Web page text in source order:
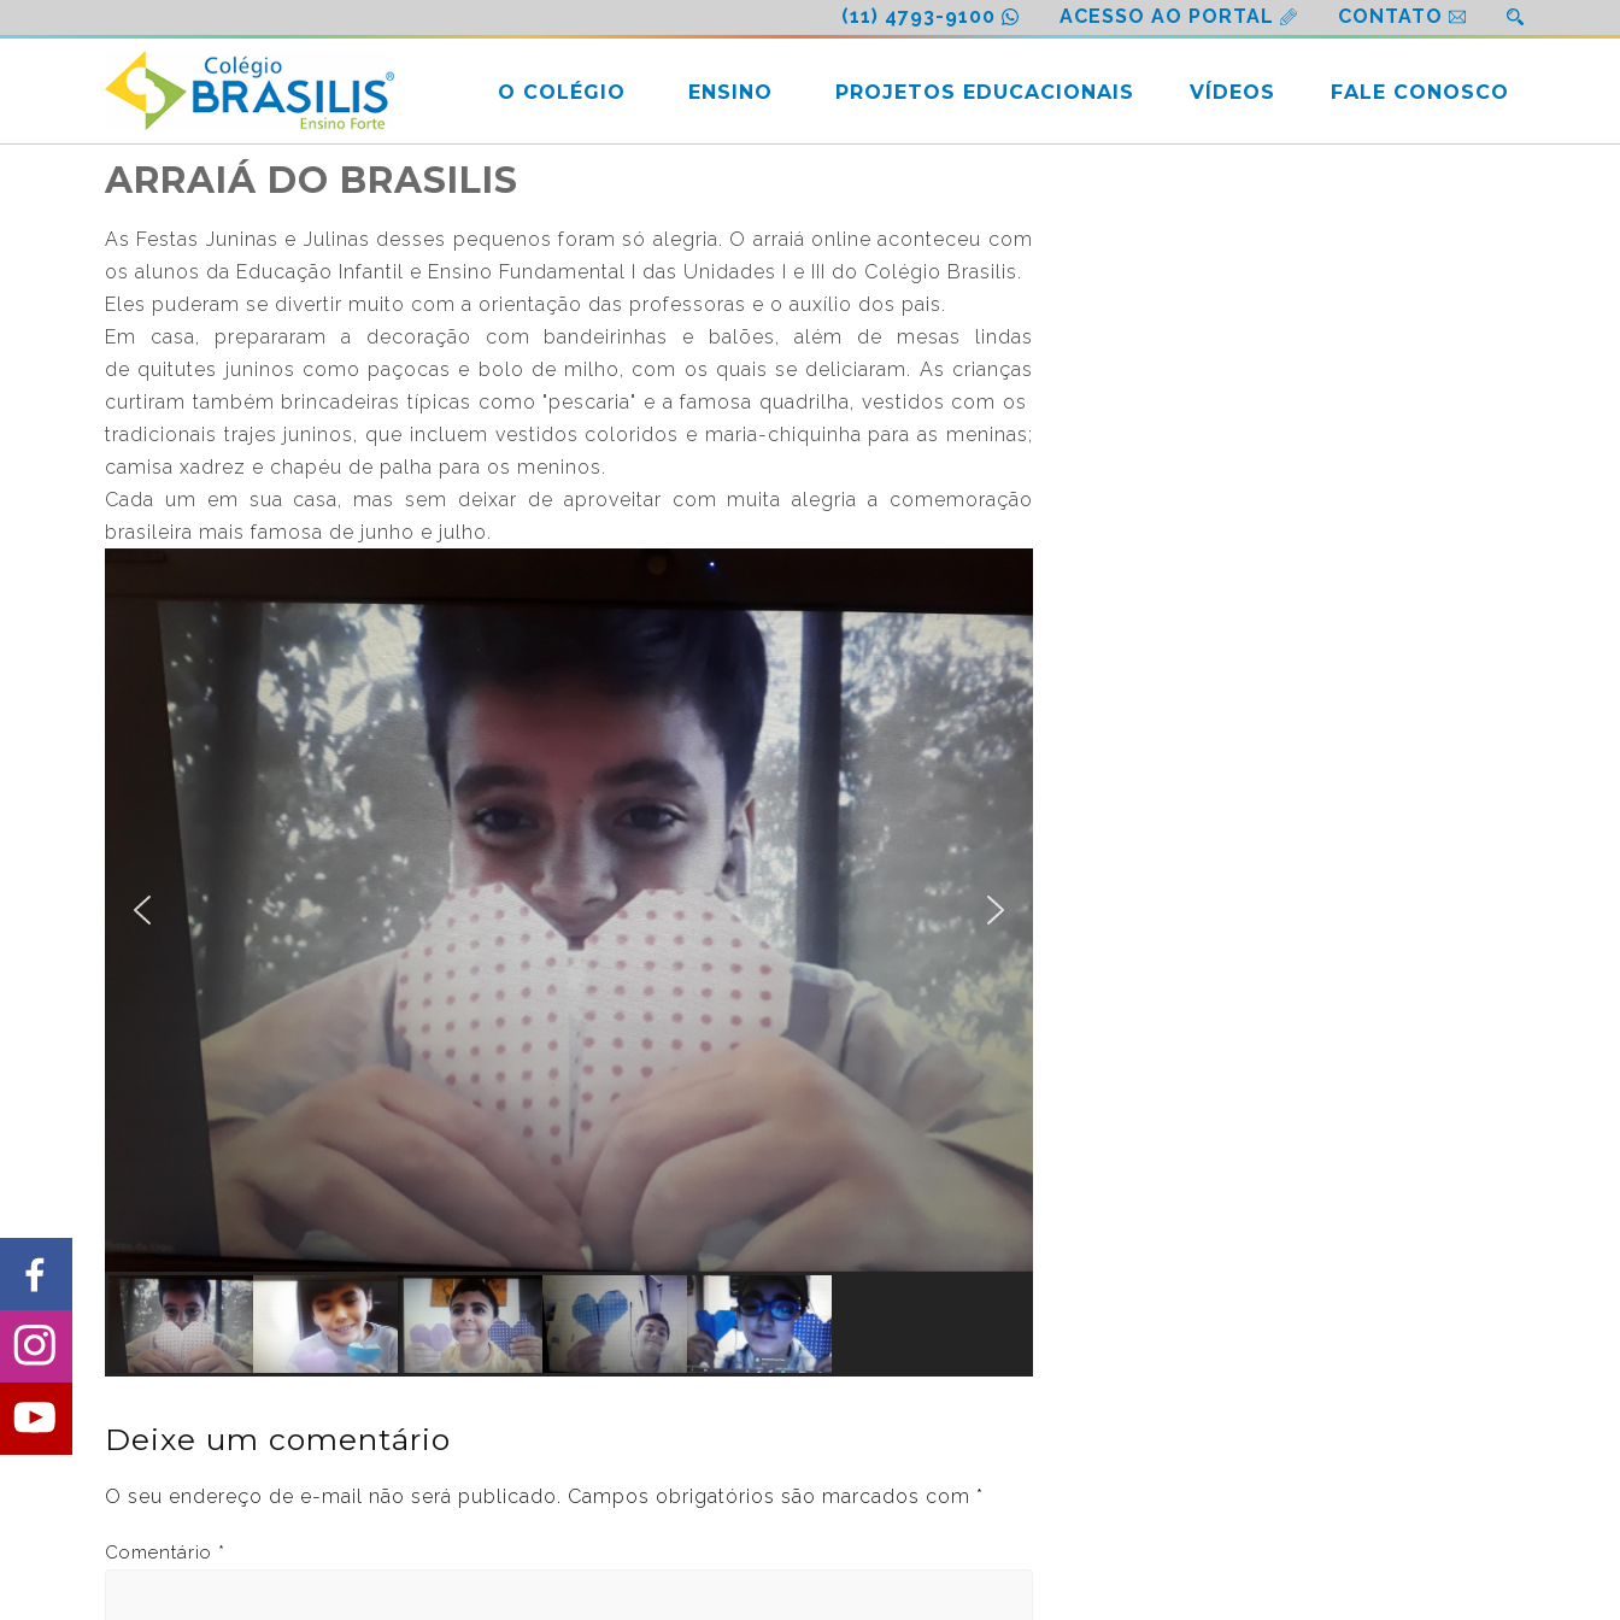
(11) 4793-9100 ACESSO AO PORTAL CONTATO
O COLÉGIO ENSINO PROJETOS EDUCACIONAIS VÍDEOS FALE CONOSCO
ARRAIÁ DO BRASILIS
As Festas Juninas e Julinas desses pequenos foram só alegria. O arraiá online aconteceu com
os alunos da Educação Infantil e Ensino Fundamental I das Unidades I e III do Colégio Brasilis.
Eles puderam se divertir muito com a orientação das professoras e o auxílio dos pais.
Em casa, prepararam a decoração com bandeirinhas e balões, além de mesas lindas
de quitutes juninos como paçocas e bolo de milho, com os quais se deliciaram. As crianças
curtiram também brincadeiras típicas como "pescaria" e a famosa quadrilha, vestidos com os
tradicionais trajes juninos, que incluem vestidos coloridos e maria-chiquinha para as meninas;
camisa xadrez e chapéu de palha para os meninos.
Cada um em sua casa, mas sem deixar de aproveitar com muita alegria a comemoração
brasileira mais famosa de junho e julho.
Deixe um comentário
O seu endereço de e-mail não será publicado. Campos obrigatórios são marcados com *
Comentário *